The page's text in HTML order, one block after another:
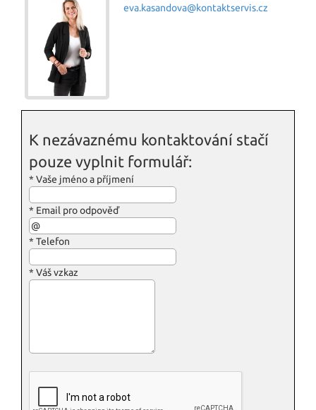
eva.kasandova@kontaktservis.cz
K nezávaznému kontaktování stačí
pouze vyplnit formulář:
* Vaše jméno a příjmení
* Email pro odpověď
* Telefon
* Váš vzkaz